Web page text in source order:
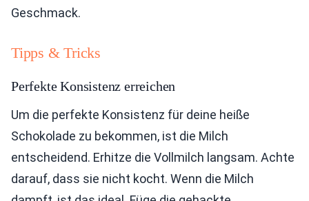
Geschmack.
Tipps & Tricks
Perfekte Konsistenz erreichen
Um die perfekte Konsistenz für deine heiße
Schokolade zu bekommen, ist die Milch
entscheidend. Erhitze die Vollmilch langsam. Achte
darauf, dass sie nicht kocht. Wenn die Milch